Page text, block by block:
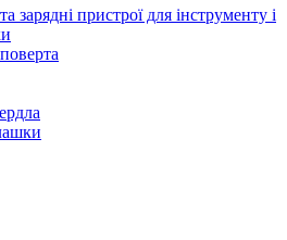
зарядні пристрої для інструменту і